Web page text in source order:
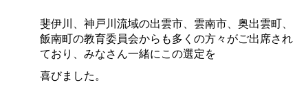
斐伊川、神戸川流域の出雲市、雲南市、奥出雲町、
飯南町の教育委員会からも多くの方々がご出席され
ており、みなさん一緒にこの選定を
喜びました。